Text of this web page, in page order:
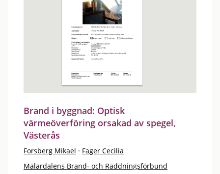
Brand i byggnad: Optisk
värmeöverföring orsakad av spegel,
Västerås
Forsberg Mikael · Fager Cecilia
Mälardalens Brand- och Räddningsförbund